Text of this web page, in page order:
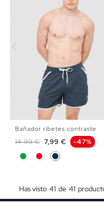
Bañador ribetes contraste
Precio base
14,99 € Precio
7,99 € -47%
VerdeRojoAzul Marino
Has visto 41 de 41